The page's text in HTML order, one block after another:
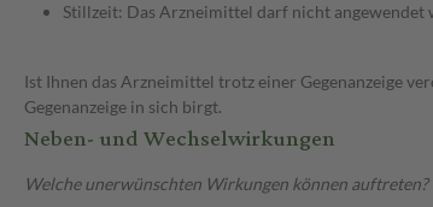
Stillzeit: Das Arzneimittel darf nicht angewendet
Ist Ihnen das Arzneimittel trotz einer Gegenanzeige
Gegenanzeige in sich birgt.
Neben- und Wechselwirkungen
Welche unerwünschten Wirkungen können auftreten?